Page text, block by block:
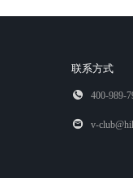
联系方式
400-989-
v-